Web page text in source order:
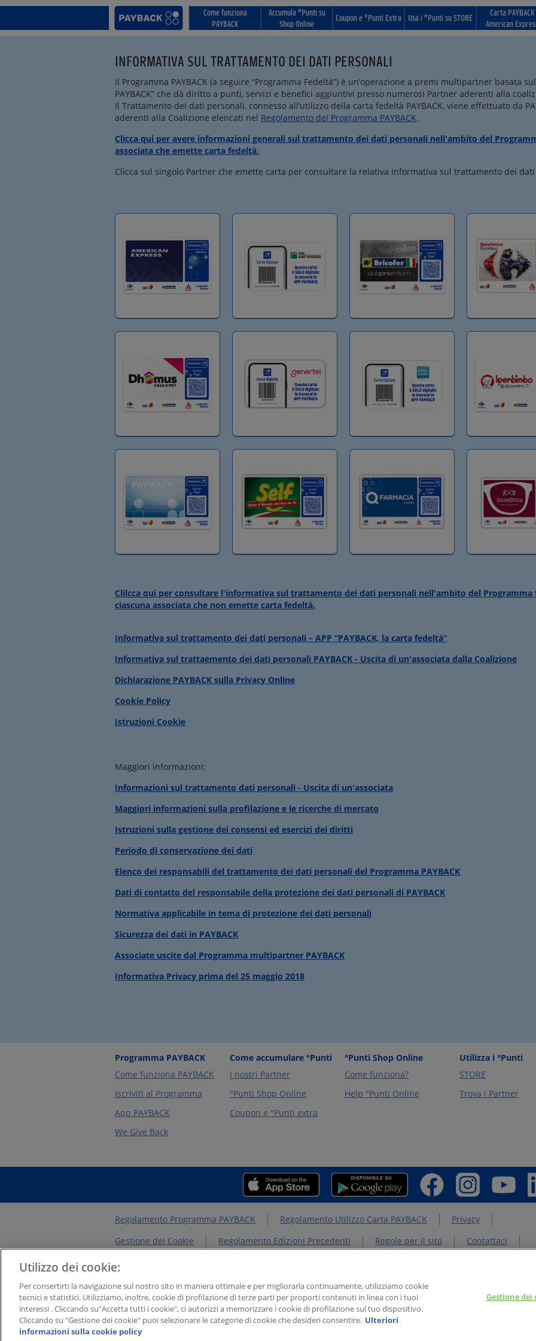
Come funziona
PAYBACK
Accumula °Punti su
Shop Online
Coupon e °Punti Extra Usa i °Punti su STORE
Carta PAYBACK
American
INFORMATIVA SUL TRATTAMENTO DEI DATI PERSONALI
Il Programma PAYBACK (a seguire “Programma Fedeltà”) è un’operazione a premi multipartner basata
PAYBACK” che dà diritto a punti, servizi e benefici aggiuntivi presso numerosi Partner aderenti alla
Il Trattamento dei dati personali, connesso all’utilizzo della carta fedeltà PAYBACK, viene effettuato da
aderenti alla Coalizione elencati nel Regolamento del Programma PAYBACK.
Clicca qui per avere informazioni generali sul trattamento dei dati personali nell'ambito del
associata che emette carta fedeltà.
Clicca sul singolo Partner che emette carta per consultare la relativa Informativa sul trattamento dei
Clilcca qui per consultare l'informativa sul trattamento dei dati personali nell'ambito del Programma
ciascuna associata che non emette carta fedeltà.
Informativa sul trattamento dei dati personali – APP “PAYBACK, la carta fedeltà”
Informativa sul trattaemento dei dati personali PAYBACK - Uscita di un'associata dalla Coalizione
Dichiarazione PAYBACK sulla Privacy Online
Cookie Policy
Istruzioni Cookie
Maggiori informazioni:
Informazioni sul trattamento dati personali - Uscita di un'associata
Maggiori informazioni sulla profilazione e le ricerche di mercato
Istruzioni sulla gestione dei consensi ed esercizi dei diritti
Periodo di conservazione dei dati
Elenco dei responsabili del trattamento dei dati personali del Programma PAYBACK
Dati di contatto del responsabile della protezione dei dati personali di PAYBACK
Normativa applicabile in tema di protezione dei dati personali
Sicurezza dei dati in PAYBACK
Associate uscite dal Programma multipartner PAYBACK
Informativa Privacy prima del 25 maggio 2018
Programma PAYBACK
Come funziona PAYBACK
Iscriviti al Programma
App PAYBACK
We Give Back
Come accumulare °Punti
I nostri Partner
°Punti Shop Online
Coupon e °Punti extra
°Punti Shop Online
Come funziona?
Help °Punti Online
Utilizza i °Punti
STORE
Trova i Partner
Regolamento Programma PAYBACK Regolamento Utilizzo Carta PAYBACK
Privacy
Gestione dei Cookie
Regolamento Edizioni Precedenti Regole per il sito
Contattaci
Chi siamo
PAYBACK Italia S.r.l. - Società a responsabilità limitata con socio unico, Soggetta all’attività di direzione e coordinamento di American
Gustave Eiffel 15, cap 00148 – Roma. Capitale Sociale Euro 1.000.000,00; Codice fiscale e Partita IVA n. 07643140960. Registro
1331503
Utilizzo dei cookie:
Per consertirti la navigazione sul nostro sito in maniera ottimale e per migliorarla continuamente, utilizziamo cookie
tecnici e statistici. Utilizziamo, inoltre, cookie di profilazione di terze parti per proporti contenuti in linea con i tuoi
interessi . Cliccando su"Accetta tutti i cookie", ci autorizzi a memorizzare i cookie di profilazione sul tuo dispositivo.
Cliccando su "Gestione dei cookie" puoi selezionare le categorie di cookie che desideri consentire. Ulteriori
informazioni sulla cookie policy
Gestione dei